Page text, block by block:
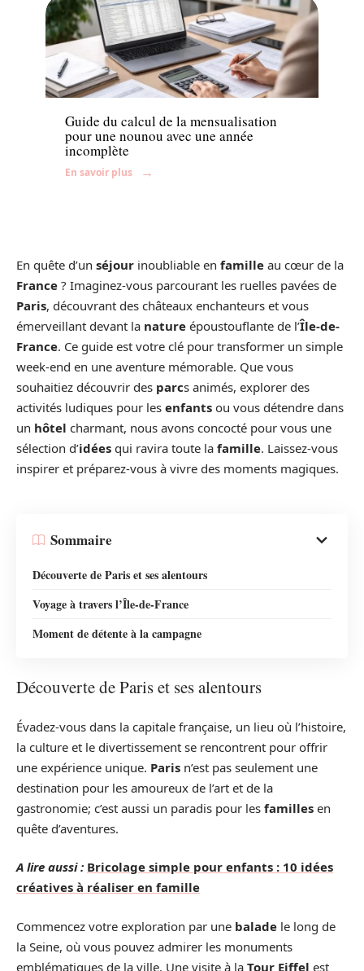
Parents
Guide du calcul de la mensualisation
pour une nounou avec une année
incomplète
En savoir plus
En quête d’un séjour inoubliable en famille au cœur de la
France ? Imaginez-vous parcourant les ruelles pavées de
Paris, découvrant des châteaux enchanteurs et vous
émerveillant devant la nature époustouflante de l’Île-de-
France. Ce guide est votre clé pour transformer un simple
week-end en une aventure mémorable. Que vous
souhaitiez découvrir des parcs animés, explorer des
activités ludiques pour les enfants ou vous détendre dans
un hôtel charmant, nous avons concocté pour vous une
sélection d’idées qui ravira toute la famille. Laissez-vous
inspirer et préparez-vous à vivre des moments magiques.
Sommaire
Découverte de Paris et ses alentours
Voyage à travers l’Île-de-France
Moment de détente à la campagne
Découverte de Paris et ses alentours
Évadez-vous dans la capitale française, un lieu où l’histoire,
la culture et le divertissement se rencontrent pour offrir
une expérience unique. Paris n’est pas seulement une
destination pour les amoureux de l’art et de la
gastronomie; c’est aussi un paradis pour les familles en
quête d’aventures.
A lire aussi : Bricolage simple pour enfants : 10 idées
créatives à réaliser en famille
Commencez votre exploration par une balade le long de
la Seine, où vous pouvez admirer les monuments
emblématiques de la ville. Une visite à la Tour Eiffel est